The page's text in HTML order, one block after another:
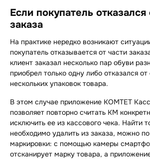
Если покупатель отказался
заказа
На практике нередко возникают
покупатель отказывается от части
клиент заказал несколько пар обуви
приобрел только одну либо отказался от
нескольких упаковок товара.
В этом случае приложение КОМТЕТ
позволяет повторно считать КМ
исключить ее из кассового чека. Найти
необходимо удалить из заказа, можно
маркировки: с помощью камеры
отсканирует марку товара, а